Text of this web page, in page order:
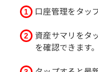
口座管理をタッ
資産サマリをタ
を確認できます。